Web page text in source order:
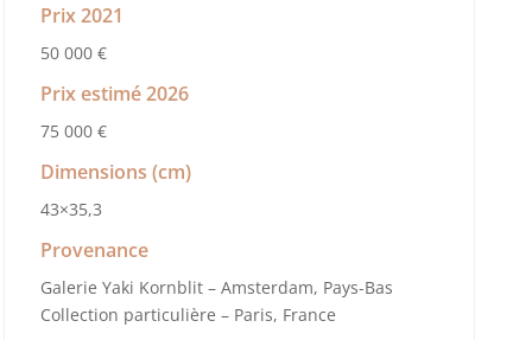
Prix 2021
50 000 €
Prix estimé 2026
75 000 €
Dimensions (cm)
43×35,3
Provenance
Galerie Yaki Kornblit – Amsterdam, Pays-Bas
Collection particulière – Paris, France